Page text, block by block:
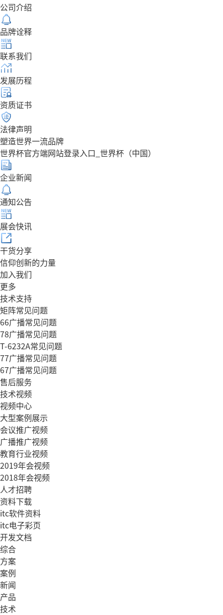
公司介绍
品牌诠释
联系我们
发展历程
资质证书
法律声明
塑造世界一流品牌
世界杯官方端网站登录入口_世界杯（中国）
企业新闻
通知公告
展会快讯
干货分享
信仰创新的力量
加入我们
更多
技术支持
矩阵常见问题
66广播常见问题
78广播常见问题
T-6232A常见问题
77广播常见问题
67广播常见问题
售后服务
技术视频
视频中心
大型案例展示
会议推广视频
广播推广视频
教育行业视频
2019年会视频
2018年会视频
人才招聘
资料下载
itc软件资料
itc电子彩页
开发文档
综合
方案
案例
新闻
产品
技术